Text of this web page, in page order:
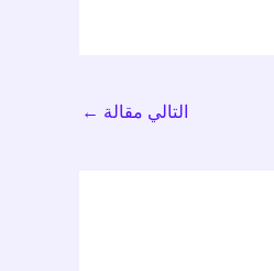
التالي مقالة ←